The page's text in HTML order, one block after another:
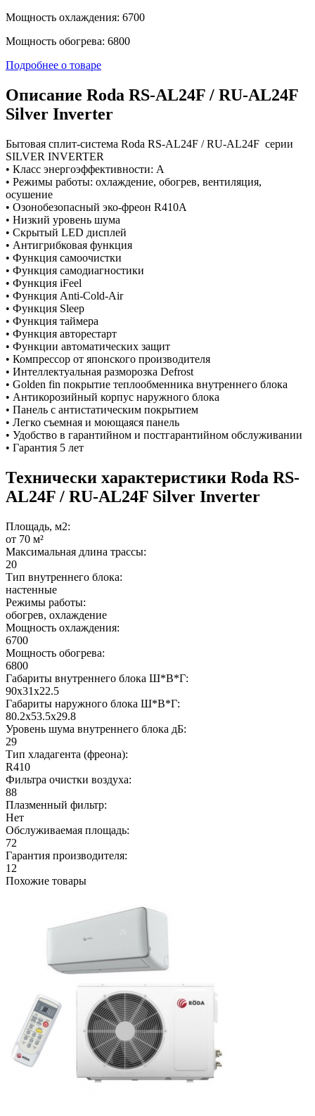
Мощность охлаждения: 6700
Мощность обогрева: 6800
Подробнее о товаре
Описание Roda RS-AL24F / RU-AL24F
Silver Inverter
Бытовая сплит-система Roda RS-AL24F / RU-AL24F серии
SILVER INVERTER
• Класс энергоэффективности: A
• Режимы работы: охлаждение, обогрев, вентиляция,
осушение
• Озонобезопасный эко-фреон R410A
• Низкий уровень шума
• Скрытый LED дисплей
• Антигрибковая функция
• Функция самоочистки
• Функция самодиагностики
• Функция iFeel
• Функция Anti-Cold-Air
• Функция Sleep
• Функция таймера
• Функция авторестарт
• Функции автоматических защит
• Компрессор от японского производителя
• Интеллектуальная разморозка Defrost
• Golden fin покрытие теплообменника внутреннего блока
• Антикорозийный корпус наружнoго блока
• Панель с антистатическим покрытием
• Легко съемная и моющаяся панель
• Удобство в гарантийном и постгарантийном обслуживании
• Гарантия 5 лет
Технически характеристики Roda RS-
AL24F / RU-AL24F Silver Inverter
Площадь, м2:
от 70 м²
Максимальная длина трассы:
20
Тип внутреннего блока:
настенные
Режимы работы:
обогрев, охлаждение
Мощность охлаждения:
6700
Мощность обогрева:
6800
Габариты внутреннего блока Ш*В*Г:
90x31x22.5
Габариты наружного блока Ш*В*Г:
80.2x53.5x29.8
Уровень шума внутреннего блока дБ:
29
Тип хладагента (фреона):
R410
Фильтра очистки воздуха:
88
Плазменный фильтр:
Нет
Обслуживаемая площадь:
72
Гарантия производителя:
12
Похожие товары